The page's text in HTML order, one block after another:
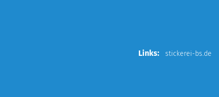
Links: stickerei-bs.de